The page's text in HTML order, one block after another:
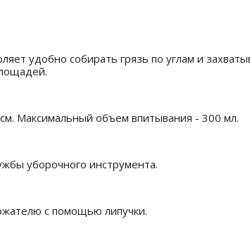
удобно собирать грязь по углам и
Максимальный объем впитывания - 300 мл.
уборочного инструмента.
с помощью липучки.